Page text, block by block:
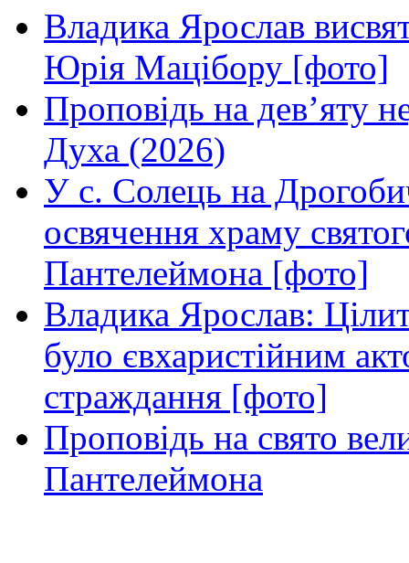
Владика Ярослав
Юрія Мацібору [фото]
Проповідь на дев’яту
Духа (2026)
У с. Солець на
освячення храму
Пантелеймона [фото]
Владика Ярослав:
було євхаристійним
страждання [фото]
Проповідь на свято
Пантелеймона